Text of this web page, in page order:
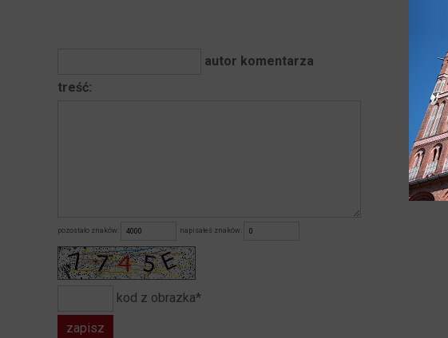
autor komentarza
treść:
pozostało znaków: napisałeś znaków:
kod z obrazka*